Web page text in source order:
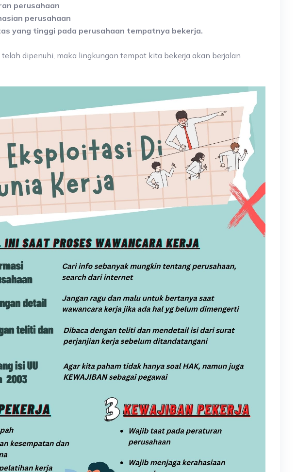
perusahaan
perusahaan
yang tinggi pada perusahaan tempatnya bekerja.
dipenuhi, maka lingkungan tempat kita bekerja akan berjalan